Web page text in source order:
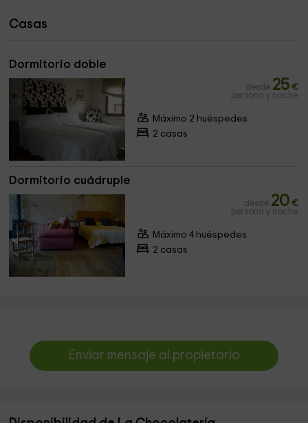
Casas
Dormitorio doble
desde 25 €
persona y noche
Máximo 2 huéspedes
2 casas
Dormitorio cuádruple
desde 20 €
persona y noche
Máximo 4 huéspedes
2 casas
Enviar mensaje al propietario